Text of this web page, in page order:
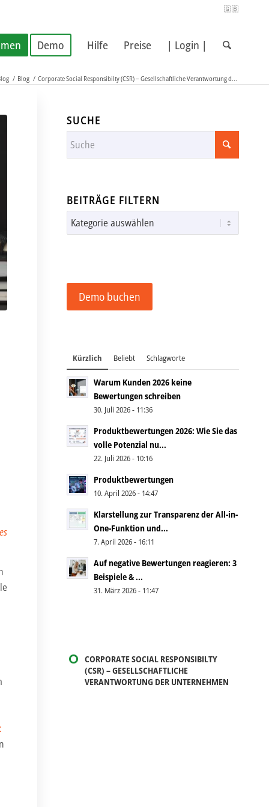
🇬🇧
Demo Hilfe Preise | Login |
/ Blog / Corporate Social Responsibilty (CSR) – Gesellschaftliche Verantwortung d...
SUCHE
BEITRÄGE FILTERN
Beiträge
filtern
Demo buchen
Kürzlich Beliebt Schlagworte
Warum Kunden 2026 keine
Bewertungen schreiben
30. Juli 2026 - 11:36
Produktbewertungen 2026: Wie Sie das
volle Potenzial nu...
22. Juli 2026 - 10:16
Produktbewertungen
10. April 2026 - 14:47
Klarstellung zur Transparenz der All-in-
One-Funktion und...
7. April 2026 - 16:11
Auf negative Bewertungen reagieren: 3
Beispiele & ...
31. März 2026 - 11:47
CORPORATE SOCIAL RESPONSIBILTY
(CSR) – GESELLSCHAFTLICHE
VERANTWORTUNG DER UNTERNEHMEN